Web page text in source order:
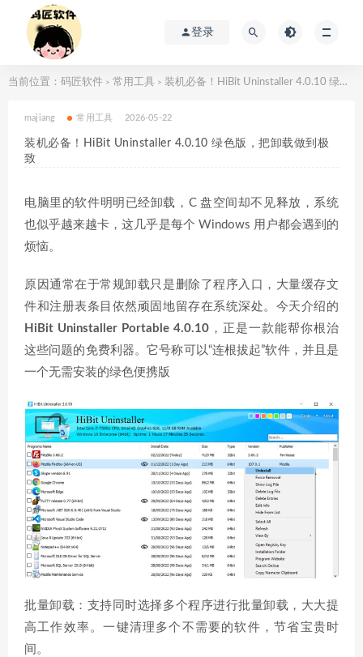
登录
当前位置： 码匠软件 > 常用工具 > 装机必备！HiBit Uninstaller 4.0.10 绿色版，把卸载做到极致
majiang 常用工具 2026-05-22
装机必备！HiBit Uninstaller 4.0.10 绿色版，把卸载做到极
致
电脑里的软件明明已经卸载，C 盘空间却不见释放，系统
也似乎越来越卡，这几乎是每个 Windows 用户都会遇到的
烦恼。
原因通常在于常规卸载只是删除了程序入口，大量缓存文
件和注册表条目依然顽固地留存在系统深处。今天介绍的
HiBit Uninstaller Portable 4.0.10 ，正是一款能帮你根治
这些问题的免费利器。它号称可以“连根拔起”软件，并且是
一个无需安装的绿色便携版
批量卸载：支持同时选择多个程序进行批量卸载，大大提
高工作效率。一键清理多个不需要的软件，节省宝贵时
间。